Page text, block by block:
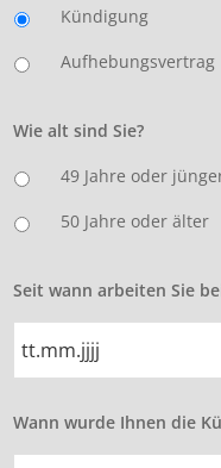
Kündigung
Aufhebungsvertrag
Wie alt sind Sie?
49 Jahre oder
50 Jahre oder älter
Seit wann arbeiten Sie
Punkt
MM
Wann wurde Ihnen die